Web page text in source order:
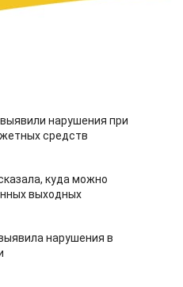
нарушения при
средств
куда можно
выходных
нарушения в